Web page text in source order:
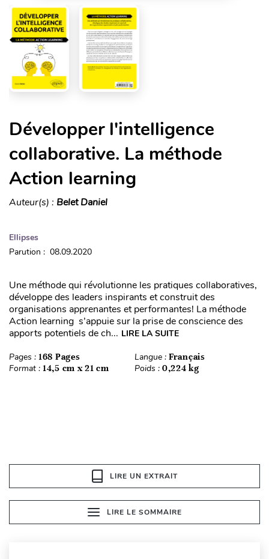
Développer l'intelligence
collaborative. La méthode
Action learning
Auteur(s) : Belet Daniel
Ellipses
Parution : 08.09.2020
Une méthode qui révolutionne les pratiques collaboratives,
développe des leaders inspirants et construit des
organisations apprenantes et performantes! La méthode
Action learning s’appuie sur la prise de conscience des
apports potentiels de ch... LIRE LA SUITE
Pages : 168 Pages Langue : Français
Format : 14,5 cm x 21 cm Poids : 0,224 kg
LIRE UN EXTRAIT
LIRE LE SOMMAIRE